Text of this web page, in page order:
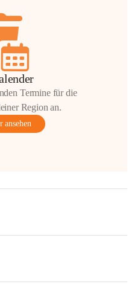
Termine für die
Region an.
ansehen